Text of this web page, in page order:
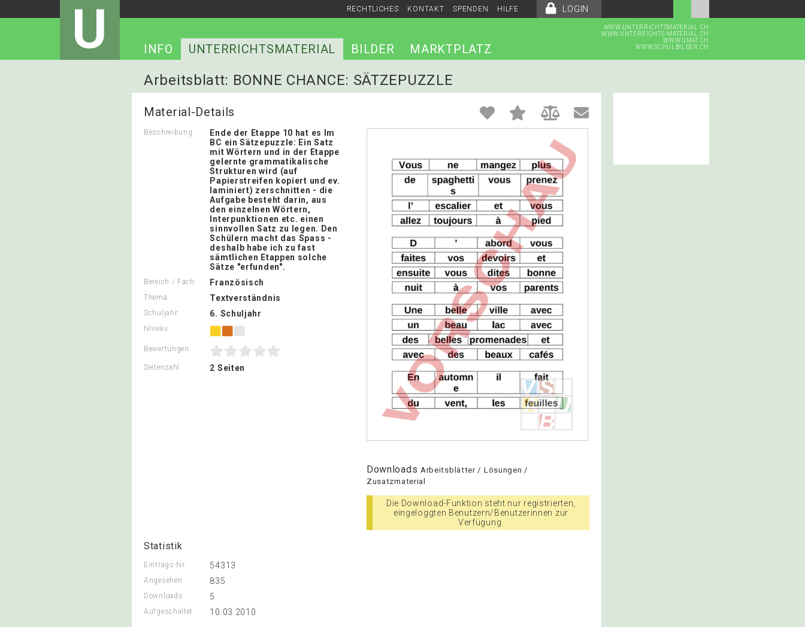
LOGIN
RECHTLICHES KONTAKT SPENDEN HILFE
U
WWW.UNTERRICHTSMATERIAL.CH
WWW.UNTERRICHTS-MATERIAL.CH
WWW.UMAT.CH
WWW.SCHULBILDER.CH
INFO UNTERRICHTSMATERIAL BILDER MARKTPLATZ
Arbeitsblatt: BONNE CHANCE: SÄTZEPUZZLE
Material-Details
Beschreibung
Ende der Etappe 10 hat es Im
BC ein Sätzepuzzle: Ein Satz
mit Wörtern und in der Etappe
gelernte grammatikalische
Strukturen wird (auf
Papierstreifen kopiert und ev.
laminiert) zerschnitten - die
Aufgabe besteht darin, aus
den einzelnen Wörtern,
Interpunktionen etc. einen
sinnvollen Satz zu legen. Den
Schülern macht das Spass -
deshalb habe ich zu fast
sämtlichen Etappen solche
Sätze "erfunden".
Bereich / Fach Französisch
Thema Textverständnis
Schuljahr 6. Schuljahr
Niveau
Bewertungen
Seitenzahl 2 Seiten
Statistik
Eintrags-Nr. 54313
Angesehen 835
Downloads 5
Aufgeschaltet 10.03.2010
Downloads Arbeitsblätter / Lösungen /
Zusatzmaterial
Die Download-Funktion steht nur registrierten,
eingeloggten Benutzern/Benutzerinnen zur
Verfügung.